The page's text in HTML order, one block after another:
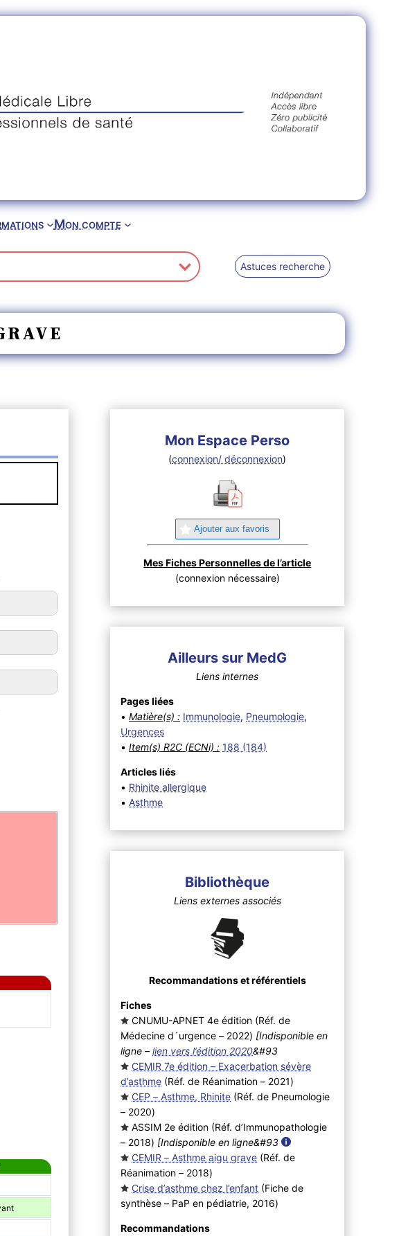
Mon compte
Astuces recherche
Mon Espace Perso
(connexion/ déconnexion)
Ajouter aux favoris
Mes Fiches Personnelles de l’article
(connexion nécessaire)
Ailleurs sur MedG
Liens internes
Pages liées
•Matière(s) : Immunologie, Pneumologie,
Urgences
•Item(s) R2C (ECNi) : 188 (184)
Articles liés
• Rhinite allergique
•Asthme
Bibliothèque
Liens externes associés
Recommandations et référentiels
Fiches
CNUMU-APNET 4e édition (Réf. de
Médecine d´urgence – 2022) [Indisponible en
ligne –lien vers l’édition 2020&#93
CEMIR 7e édition – Exacerbation sévère
d’asthme (Réf. de Réanimation – 2021)
CEP – Asthme, Rhinite (Réf. de Pneumologie
– 2020)
ASSIM 2e édition (Réf. d’Immunopathologie
– 2018) [Indisponible en ligne&#93
CEMIR – Asthme aigu grave (Réf. de
Réanimation – 2018)
Crise d’asthme chez l’enfant (Fiche de
synthèse – PaP en pédiatrie, 2016)
Recommandations